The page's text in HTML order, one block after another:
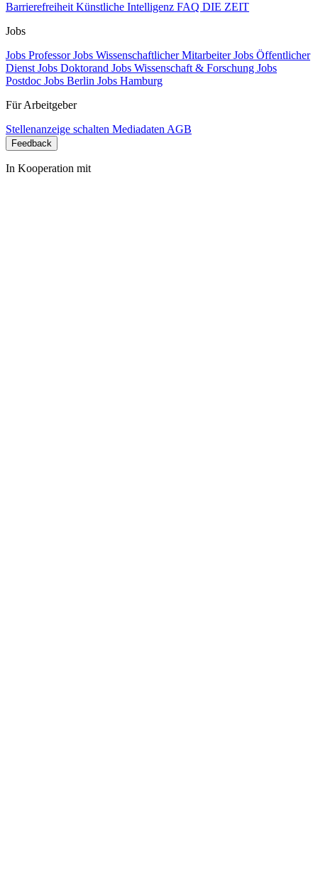
BarrierefreiheitKünstliche Intelligenz FAQ DIE ZEIT
Jobs
Jobs ProfessorJobs Wissenschaftlicher MitarbeiterJobs Öffentlicher
DienstJobs Doktorand Jobs Wissenschaft & Forschung Jobs
Postdoc Jobs Berlin Jobs Hamburg
Für Arbeitgeber
Stellenanzeige schalten MediadatenAGB
Feedback
In Kooperation mit